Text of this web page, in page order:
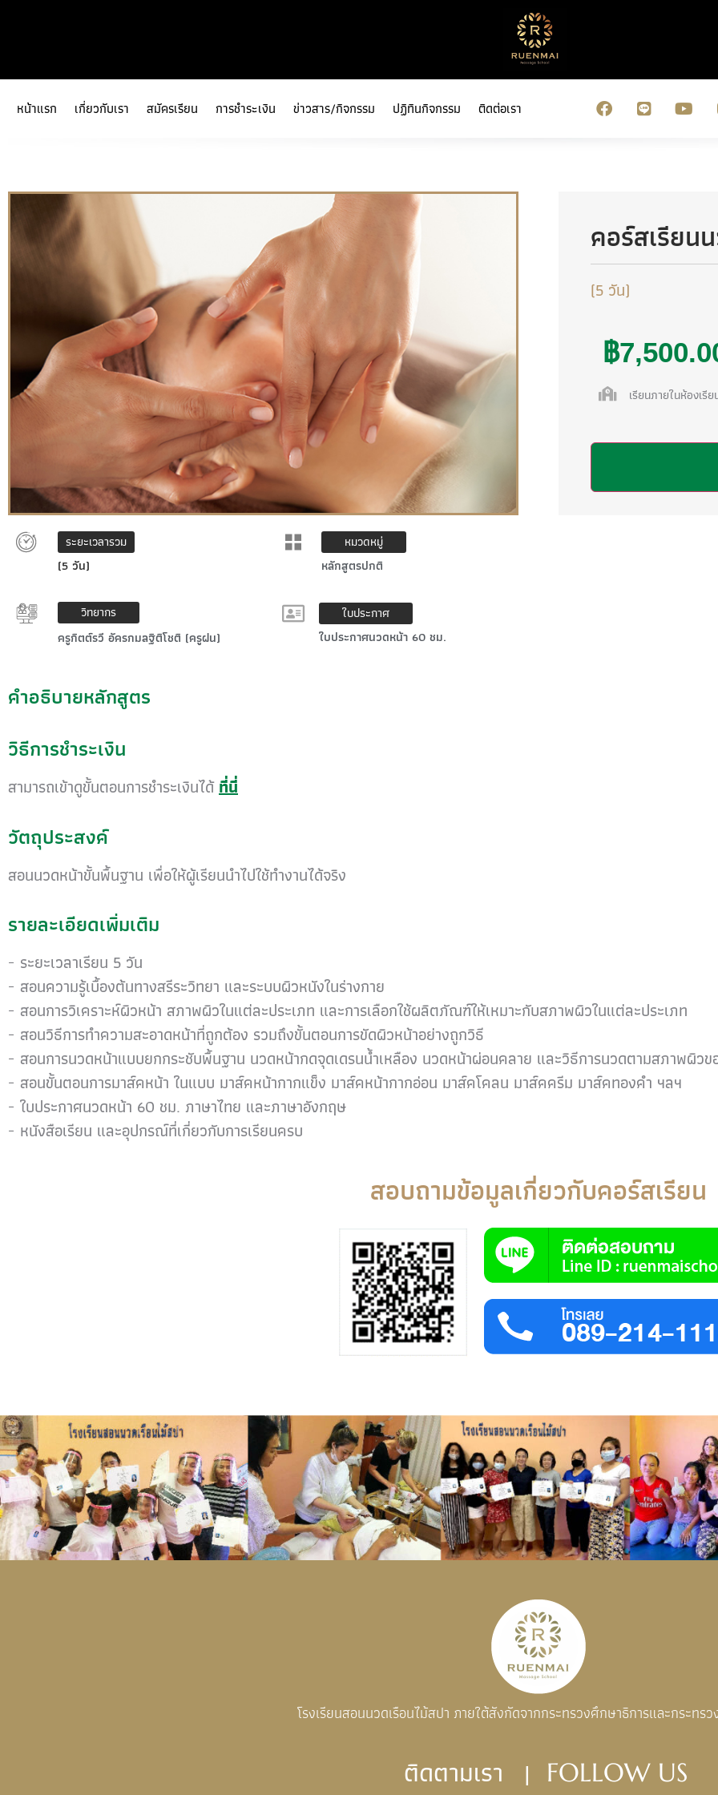
หน้าแรก เกี่ยวกับเรา สมัครเรียน การชำระเงิน ข่าวสาร/กิจกรรม ปฏิทินกิจกรรม ติดต่อเรา
คอร์สเรียน
(5 วัน)
฿
เรียนภายในห้องเรีย
ระยะเวลารวม
(5 วัน)
วิทยากร
ครูกิตต์รวี อัครกมลฐิติโชติ (ครูฝน)
หมวดหมู่
หลักสูตรปกติ
ใบประกาศ
ใบประกาศนวดหน้า 60 ชม.
คำอธิบายหลักสูตร
วิธีการชำระเงิน
สามารถเข้าดูขั้นตอนการชำระเงินได้ที่นี่
วัตถุประสงค์
สอนนวดหน้าขั้นพื้นฐาน เพื่อให้ผู้เรียนนำไปใช้ทำงานได้จริง
รายละเอียดเพิ่มเติม
ระยะเวลาเรียน 5 วัน
สอนความรู้เบื้องต้นทางสรีระวิทยา และระบบผิวหนังในร่างกาย
สอนการวิเคราะห์ผิวหน้า สภาพผิวในแต่ละประเภท และการเลือกใช้ผลิตภัณฑ์ให้เหมาะกับสภาพผิวในแต่ละประเภท
สอนวิธีการทำความสะอาดหน้าที่ถูกต้อง รวมถึงขั้นตอนการขัดผิวหน้าอย่างถูกวิธี
สอนการนวดหน้าแบบยกกระชับพื้นฐาน นวดหน้ากดจุดเดรนน้ำเหลือง นวดหน้าผ่อนคลาย และวิธีการนวดตามสภาพผิวข
สอนขั้นตอนการมาส์คหน้า ในแบบ มาส์คหน้ากากแข็ง มาส์คหน้ากากอ่อน มาส์คโคลน มาส์คครีม มาส์คทองคำ ฯลฯ
ใบประกาศนวดหน้า 60 ชม. ภาษาไทย และภาษาอังกฤษ
หนังสือเรียน และอุปกรณ์ที่เกี่ยวกับการเรียนครบ
สอบถามข้อมูลเกี่ยวกับคอร์สเรียน
โรงเรียนสอนนวดเรือนไม้สปา ภายใต้สังกัดจากกระทรวงศึกษาธิการและกระทร
ติดตามเรา | FOLLOW US